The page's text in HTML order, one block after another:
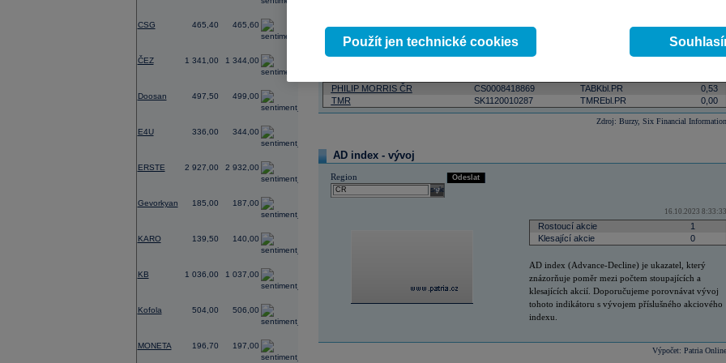
CSG 465,40 465,60
ČEZ 1 341,00 1 344,00
Doosan 497,50 499,00
0,40
E4U 336,00 344,00
ERSTE 2 927,00 2 932,00
-1,78
Gevorkyan 185,00 187,00
KARO 139,50 140,00
KB 1 036,00 1 037,00
Kofola 504,00 506,00
MONETA 196,70 197,00
podle objemu v lokální měně
select
Odeslat
07.08.2026 11:43:25
PHILIP MORRIS ČR
CS0008418869 TABKbl.PR
0,53
TMR
SK1120010287 TMREbl.PR 0,00
Zdroj: Burzy, Six Financial Information
AD index - vývoj
Region
select
Odeslat
16.10.2023 8:33:33
Rostoucí akcie
1
Klesající akcie
0
AD index (Advance-Decline) je ukazatel, který
znázorňuje poměr mezi počtem stoupajících a
klesajících akcií. Doporučujeme porovnávat vývoj
tohoto indikátoru s vývojem příslušného akciového
indexu.
Výpočet: Patria Online
Použít jen technické cookies